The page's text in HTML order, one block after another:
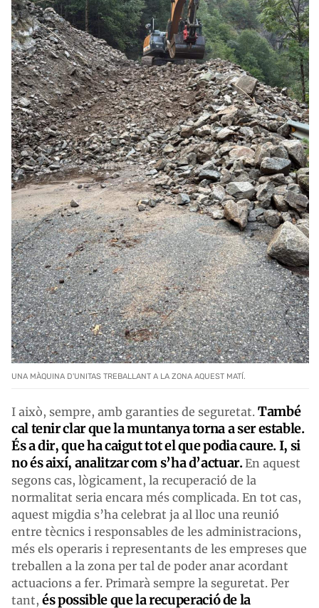
UNA MÀQUINA D'UNITAS TREBALLANT A LA ZONA AQUEST MATÍ.
I això, sempre, amb garanties de seguretat. També
cal tenir clar que la muntanya torna a ser estable.
És a dir, que ha caigut tot el que podia caure. I, si
no és així, analitzar com s’ha d’actuar.En aquest
segons cas, lògicament, la recuperació de la
normalitat seria encara més complicada. En tot cas,
aquest migdia s’ha celebrat ja al lloc una reunió
entre tècnics i responsables de les administracions,
més els operaris i representants de les empreses que
treballen a la zona per tal de poder anar acordant
actuacions a fer. Primarà sempre la seguretat. Per
tant, és possible que la recuperació de la